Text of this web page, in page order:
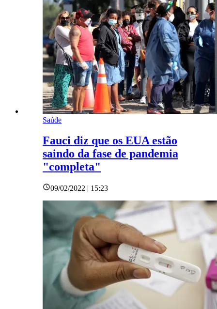
Saúde
Fauci diz que os EUA estão
saindo da fase de pandemia
"completa"
09/02/2022 | 15:23